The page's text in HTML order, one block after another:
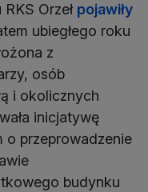
Orzeł pojawiły
ubiegłego roku
z
osób
i okolicznych
inicjatywę
o przeprowadzenie
budynku